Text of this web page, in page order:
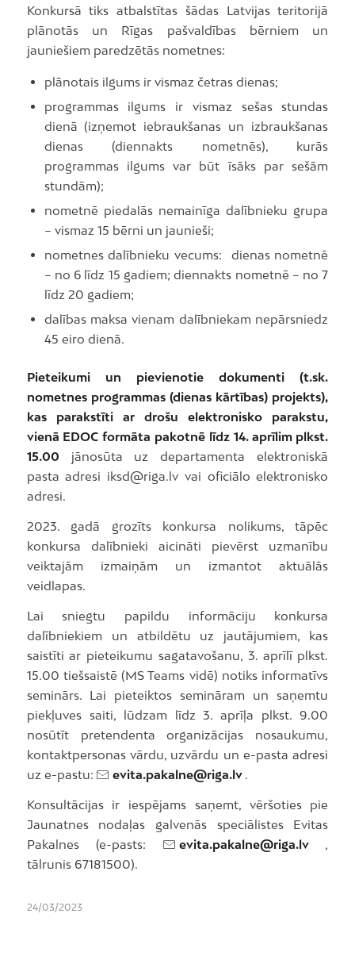
Konkursā tiks atbalstītas šādas Latvijas teritorijā
plānotās un Rīgas pašvaldības bērniem un
jauniešiem paredzētās nometnes:
plānotais ilgums ir vismaz četras dienas;
programmas ilgums ir vismaz sešas stundas
dienā (izņemot iebraukšanas un izbraukšanas
dienas (diennakts nometnēs), kurās
programmas ilgums var būt īsāks par sešām
stundām);
nometnē piedalās nemainīga dalībnieku grupa
– vismaz 15 bērni un jaunieši;
nometnes dalībnieku vecums: dienas nometnē
– no 6 līdz 15 gadiem; diennakts nometnē – no 7
līdz 20 gadiem;
dalības maksa vienam dalībniekam nepārsniedz
45 eiro dienā.
Pieteikumi un pievienotie dokumenti (t.sk.
nometnes programmas (dienas kārtības) projekts),
kas parakstīti ar drošu elektronisko parakstu,
vienā EDOC formāta pakotnē līdz 14. aprīlim plkst.
15.00 jānosūta uz departamenta elektroniskā
pasta adresi iksd@riga.lv vai oficiālo elektronisko
adresi.
2023. gadā grozīts konkursa nolikums, tāpēc
konkursa dalībnieki aicināti pievērst uzmanību
veiktajām izmaiņām un izmantot aktuālās
veidlapas.
Lai sniegtu papildu informāciju konkursa
dalībniekiem un atbildētu uz jautājumiem, kas
saistīti ar pieteikumu sagatavošanu, 3. aprīlī plkst.
15.00 tiešsaistē (MS Teams vidē) notiks informatīvs
seminārs. Lai pieteiktos semināram un saņemtu
piekļuves saiti, lūdzam līdz 3. aprīļa plkst. 9.00
nosūtīt pretendenta organizācijas nosaukumu,
kontaktpersonas vārdu, uzvārdu un e-pasta adresi
uz e-pastu:
evita.pakalne@riga.lv.
Konsultācijas ir iespējams saņemt, vēršoties pie
Jaunatnes nodaļas galvenās speciālistes Evitas
Pakalnes (e-pasts:
evita.pakalne@riga.lv,
tālrunis 67181500).
24/03/2023